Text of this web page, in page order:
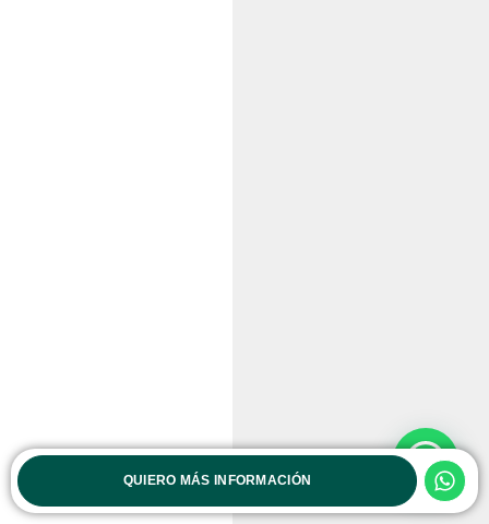
QUIERO MÁS INFORMACIÓN